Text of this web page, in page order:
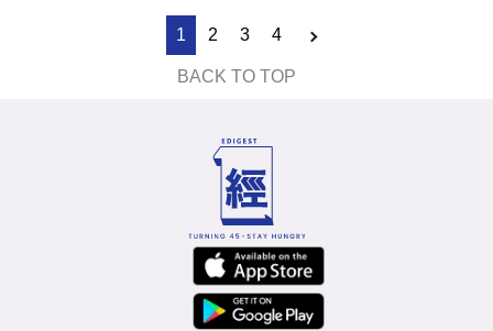
1 2 3 4
BACK TO TOP